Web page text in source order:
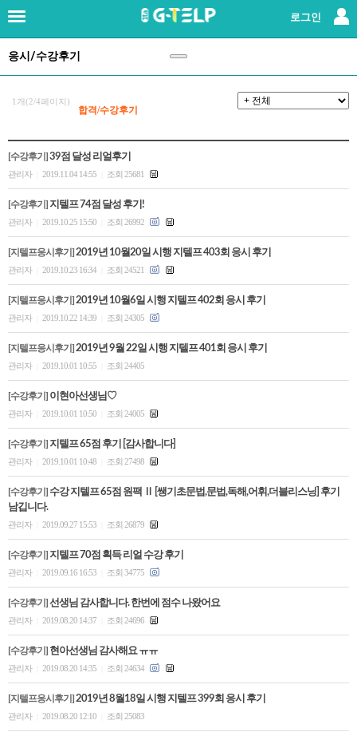
로그인
×
로그인|회원가입
지텔프란?
강사소개
패키지강좌
단과강좌
레벨테스트
응시/수강후기(147)
고객센터
수강바구니|주문/배송
응시/수강후기
합격/수강후기
1개(2/4페이지)
[수강후기] 39점 달성 리얼후기
관리자 2019.11.04 14:55 조회 25681
[수강후기] 지텔프 74점 달성 후기!
관리자 2019.10.25 15:50 조회 26992
[지텔프응시후기] 2019년 10월20일 시행 지텔프 403회 응시 후기
관리자 2019.10.23 16:34 조회 24521
[지텔프응시후기] 2019년 10월6일 시행 지텔프 402회 응시 후기
관리자 2019.10.22 14:39 조회 24305
[지텔프응시후기] 2019년 9월 22일 시행 지텔프 401회 응시 후기
관리자 2019.10.01 10:55 조회 24405
[수강후기] 이현아선생님♡
관리자 2019.10.01 10:50 조회 24005
[수강후기] 지텔프 65점 후기 [감사합니다]
관리자 2019.10.01 10:48 조회 27498
[수강후기] 수강 지텔프 65점 원팩 Ⅱ [쌩기초문법,문법,독해,어휘,더블리스닝] 후기
남깁니다.
관리자 2019.09.27 15:53 조회 26879
[수강후기] 지텔프 70점 획득 리얼 수강 후기
관리자 2019.09.16 16:53 조회 34775
[수강후기] 선생님 감사합니다. 한번에 점수 나왔어요
관리자 2019.08.20 14:37 조회 24696
[수강후기] 현아선생님 감사해요 ㅠㅠ
관리자 2019.08.20 14:35 조회 24634
[지텔프응시후기] 2019년 8월18일 시행 지텔프 399회 응시 후기
관리자 2019.08.20 12:10 조회 25083